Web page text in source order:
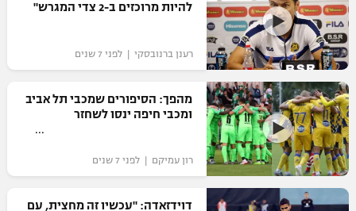
להיות מרוכזים ב-2 צדי המגרש"
רענן ברנובסקי | לפני 7 שנים
מהפך: הסיפורים שמכבי תל אביב
ומכבי חיפה ינסו לשחזר
רון עמיקם | לפני 7 שנים
דוידזאדה: "עכשיו זה מחצית, עם